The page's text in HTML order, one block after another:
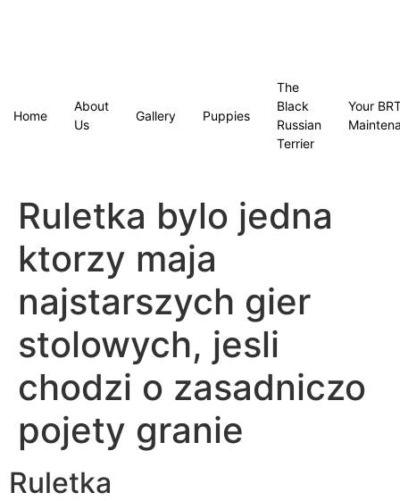
Home
About
Us
Gallery Puppies
The
Black
Russian
Terrier
Your
Ruletka bylo jedna
ktorzy maja
najstarszych gier
stolowych, jesli
chodzi o zasadniczo
pojety granie
Ruletka